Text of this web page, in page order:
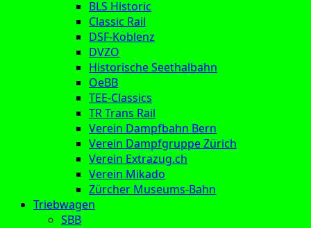
BLS Historic
Classic Rail
DSF-Koblenz
DVZO
Historische Seethalbahn
OeBB
TEE-Classics
TR Trans Rail
Verein Dampfbahn Bern
Verein Dampfgruppe Zürich
Verein Extrazug.ch
Verein Mikado
Zürcher Museums-Bahn
Triebwagen
SBB